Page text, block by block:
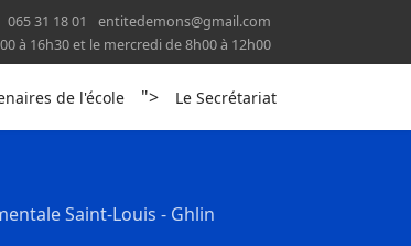
065 31 18 01
entitedemons@gmail.com
à 16h30 et le mercredi de 8h00 à 12h00
de l'école "> Le Secrétariat
Saint-Louis - Ghlin